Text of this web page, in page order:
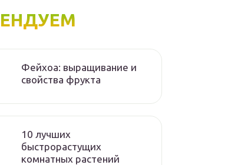
Фейхоа: выращивание и
свойства фрукта
10 лучших
быстрорастущих
комнатных растений